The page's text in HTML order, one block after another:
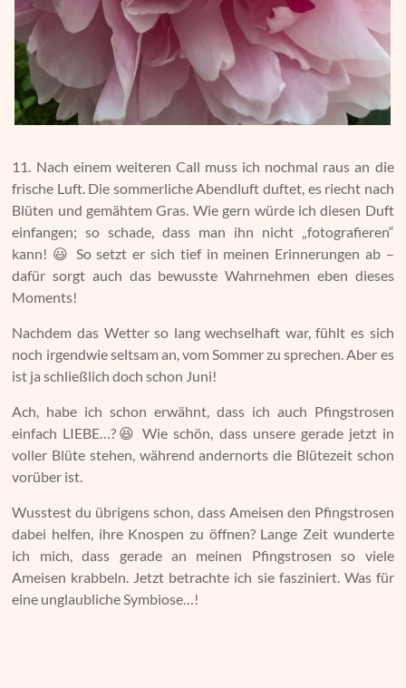
11. Nach einem weiteren Call muss ich nochmal raus an die
frische Luft. Die sommerliche Abendluft duftet, es riecht nach
Blüten und gemähtem Gras. Wie gern würde ich diesen Duft
einfangen; so schade, dass man ihn nicht „fotografieren“
kann! 😃 So setzt er sich tief in meinen Erinnerungen ab –
dafür sorgt auch das bewusste Wahrnehmen eben dieses
Moments!
Nachdem das Wetter so lang wechselhaft war, fühlt es sich
noch irgendwie seltsam an, vom Sommer zu sprechen. Aber es
ist ja schließlich doch schon Juni!
Ach, habe ich schon erwähnt, dass ich auch Pfingstrosen
einfach LIEBE…?😆 Wie schön, dass unsere gerade jetzt in
voller Blüte stehen, während andernorts die Blütezeit schon
vorüber ist.
Wusstest du übrigens schon, dass Ameisen den Pfingstrosen
dabei helfen, ihre Knospen zu öffnen? Lange Zeit wunderte
ich mich, dass gerade an meinen Pfingstrosen so viele
Ameisen krabbeln. Jetzt betrachte ich sie fasziniert. Was für
eine unglaubliche Symbiose…!